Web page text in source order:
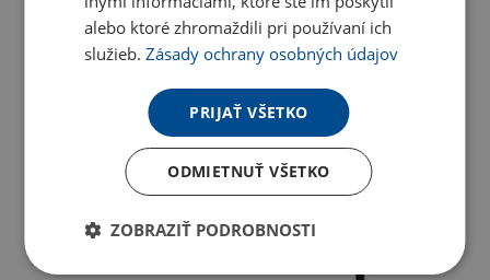
alebo ktoré zhromaždili pri používaní ich
služieb.Zásady ochrany osobných údajov
PRIJAŤ VŠETKO
ODMIETNUŤ VŠETKO
ZOBRAZIŤ PODROBNOSTI